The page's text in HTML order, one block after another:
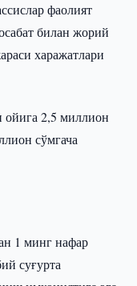
фаолият
билан жорий
харажатлари
ойига 2,5 миллион
сўмгача
1 минг нафар
суғурта